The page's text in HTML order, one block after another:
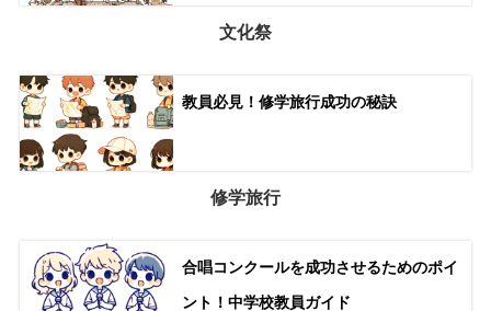
文化祭
教員必見！修学旅行成功の秘訣
修学旅行
合唱コンクールを成功させるためのポイ
ント！中学校教員ガイド